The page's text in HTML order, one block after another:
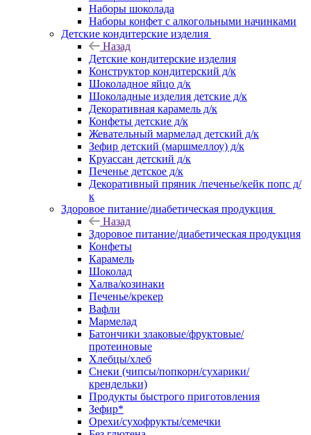
Наборы шоколада
Наборы конфет с алкогольными начинками
Детские кондитерские изделия
Назад
Детские кондитерские изделия
Конструктор кондитерский д/к
Шоколадное яйцо д/к
Шоколадные изделия детские д/к
Декоративная карамель д/к
Конфеты детские д/к
Жевательный мармелад детский д/к
Зефир детский (маршмеллоу) д/к
Круассан детский д/к
Печенье детское д/к
Декоративный пряник /печенье/кейк попс д/
к
Здоровое питание/диабетическая продукция
Назад
Здоровое питание/диабетическая продукция
Конфеты
Карамель
Шоколад
Халва/козинаки
Печенье/крекер
Вафли
Мармелад
Батончики злаковые/фруктовые/
протеиновые
Хлебцы/хлеб
Снеки (чипсы/попкорн/сухарики/
крендельки)
Продукты быстрого приготовления
Зефир*
Орехи/сухофрукты/семечки